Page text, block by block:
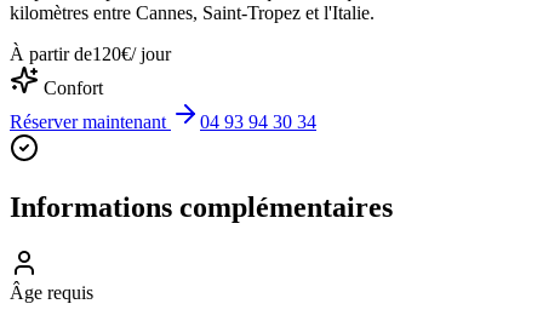
kilomètres entre Cannes, Saint-Tropez et l'Italie.
À partir de120€/ jour
Confort
Réserver maintenant
04 93 94 30 34
Informations complémentaires
Âge requis